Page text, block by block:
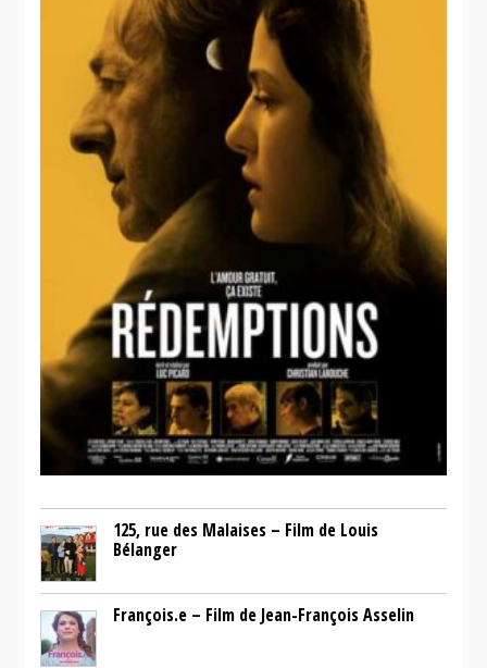
125, rue des Malaises – Film de Louis
Bélanger
François.e – Film de Jean-François Asselin